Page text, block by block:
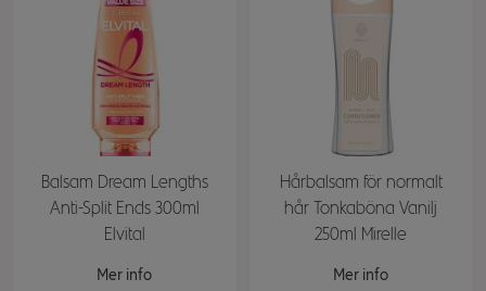
Balsam Dream Lengths
Anti-Split Ends 300ml
Elvital
Mer info
Hårbalsam för normalt
hår Tonkaböna Vanilj
250ml Mirelle
Mer info